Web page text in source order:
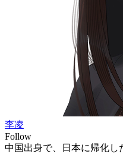
李凌
Follow
中国出身で、日本に帰化し